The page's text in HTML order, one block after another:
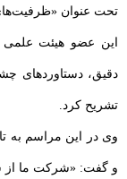
تحت عنوان
این عضو هیئت‌ علمی
دقیق، دستاوردهای
تشریح کرد.
وی در این مراسم به